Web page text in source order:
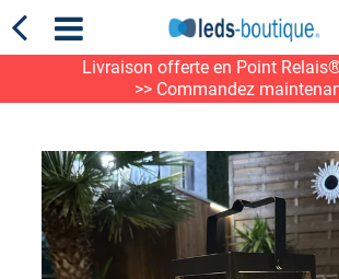
Livraison offerte en Point
>> Commandez